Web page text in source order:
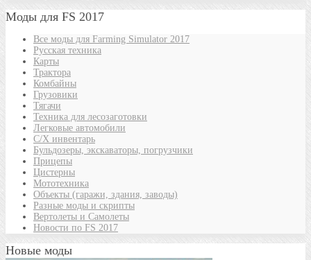
Моды для FS 2017
Все моды для Farming Simulator 2017
Русская техника
Карты
Трактора
Комбайны
Грузовики
Тягачи
Техника для лесозаготовки
Легковые автомобили
С/Х инвентарь
Бульдозеры, экскаваторы, погрузчики
Прицепы
Цистерны
Мототехника
Объекты (гаражи, здания, заводы)
Разные моды и скрипты
Вертолеты и Самолеты
Новости по FS 2017
Новые моды